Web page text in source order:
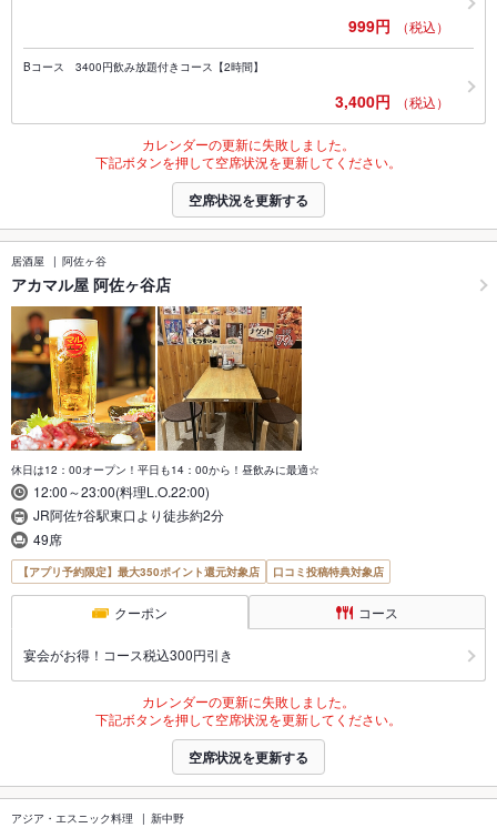
999円 （税込）
Bコース 3400円飲み放題付きコース【2時間】
3,400円 （税込）
カレンダーの更新に失敗しました。
下記ボタンを押して空席状況を更新してください。
空席状況を更新する
居酒屋 阿佐ヶ谷
アカマル屋 阿佐ヶ谷店
休日は12：00オープン！平日も14：00から！昼飲みに最適☆
12:00～23:00(料理L.O.22:00)
JR阿佐ｹ谷駅東口より徒歩約2分
49席
【アプリ予約限定】最大350ポイント還元対象店 口コミ投稿特典対象店
クーポン コース
宴会がお得！コース税込300円引き
カレンダーの更新に失敗しました。
下記ボタンを押して空席状況を更新してください。
空席状況を更新する
アジア・エスニック料理 新中野